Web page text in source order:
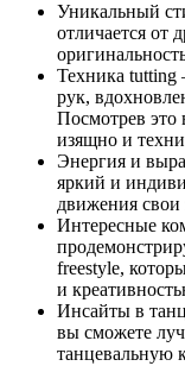
Уникальный
отличается от
Техника
рук,
Посмотрев это
изящно и
Энергия и
яркий и
движения
Интересные
freestyle,
и
Инсайты в
вы сможете
танцевальную